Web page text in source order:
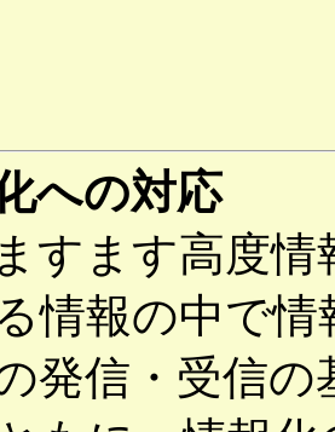
への対応
すます高度情
情報の中で
発信・受信